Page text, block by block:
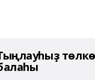
төлкө